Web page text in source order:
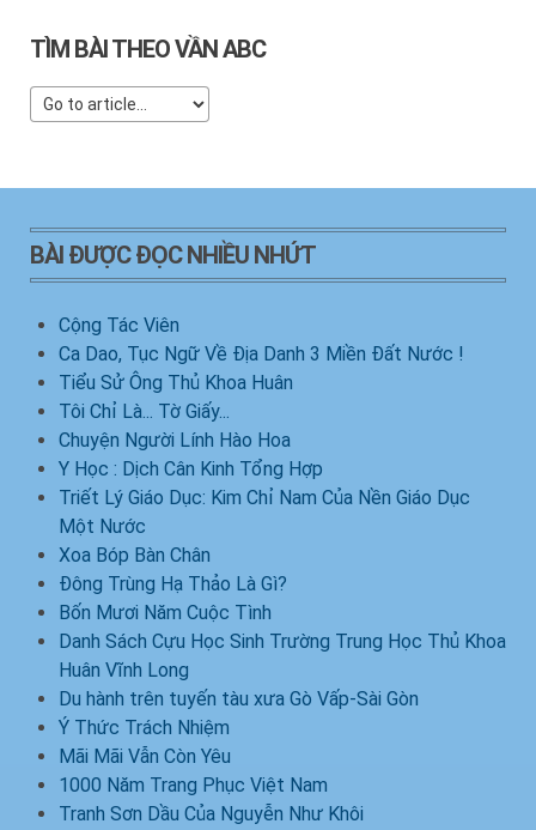
TÌM BÀI THEO VẦN ABC
BÀI ĐƯỢC ĐỌC NHIỀU NHỨT
Cộng Tác Viên
Ca Dao, Tục Ngữ Về Địa Danh 3 Miền Đất Nước !
Tiểu Sử Ông Thủ Khoa Huân
Tôi Chỉ Là... Tờ Giấy...
Chuyện Người Lính Hào Hoa
Y Học : Dịch Cân Kinh Tổng Hợp
Triết Lý Giáo Dục: Kim Chỉ Nam Của Nền Giáo Dục
Một Nước
Xoa Bóp Bàn Chân
Đông Trùng Hạ Thảo Là Gì?
Bốn Mươi Năm Cuộc Tình
Danh Sách Cựu Học Sinh Trường Trung Học Thủ Khoa
Huân Vĩnh Long
Du hành trên tuyến tàu xưa Gò Vấp-Sài Gòn
Ý Thức Trách Nhiệm
Mãi Mãi Vẫn Còn Yêu
1000 Năm Trang Phục Việt Nam
Tranh Sơn Dầu Của Nguyễn Như Khôi